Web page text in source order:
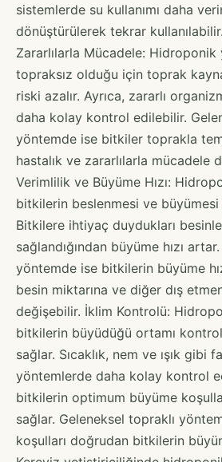
sistemlerde su kullanımı daha
dönüştürülerek tekrar
Zararlılarla Mücadele:
topraksız olduğu için toprak
riski azalır. Ayrıca, zararlı
daha kolay kontrol edilebilir.
yöntemde ise bitkiler toprakla
hastalık ve zararlılarla mücadele
Verimlilik ve Büyüme Hızı:
bitkilerin beslenmesi ve büyümesi
Bitkilere ihtiyaç duydukları
sağlandığından büyüme hızı
yöntemde ise bitkilerin büyüme
besin miktarına ve diğer dış
değişebilir. İklim Kontrolü:
bitkilerin büyüdüğü ortamı
sağlar. Sıcaklık, nem ve ışık gibi
yöntemlerde daha kolay kontrol
bitkilerin optimum büyüme
sağlar. Geleneksel topraklı
koşulları doğrudan bitkilerin